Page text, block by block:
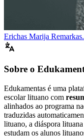
Erichas Marija
Sobre o
Edukamentas é uma
escolar lituano com
alinhados ao programa
traduzidas
lituano, a diáspora
estudam os alunos